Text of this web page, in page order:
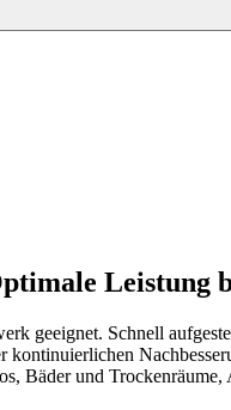
Leistung
geeignet. Schnell
kontinuierlichen
Bäder und